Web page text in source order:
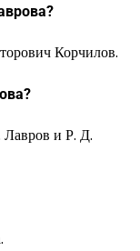
Корчилов.
Лавров и Р. Д.